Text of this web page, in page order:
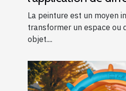
de peintures
La peinture est un moyen
transformer un espace ou
objet....